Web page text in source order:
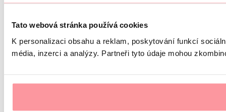
Tato webová stránka používá cookies
K personalizaci obsahu a reklam, poskytování funkcí
média, inzerci a analýzy. Partneři tyto údaje mohou